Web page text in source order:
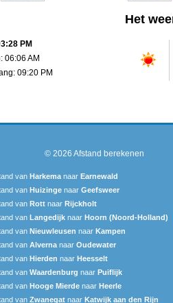
PM
06:06 AM
09:20 PM
Het
© 2026 Afstand berekenen
van Harkema naar Earnewald
van Huizinge naar Geefsweer
van Rott naar Rijckholt
van Langedijk naar Hoorn (Noord-Holland)
van Nieuwleusen naar Kampen
van Alverna naar Oudewater
van Hierden naar Heesselt
van Waardenburg naar Puiflijk
van Hooge Mierde naar Heerle
van Zwanegat naar Katwijk aan den Rijn